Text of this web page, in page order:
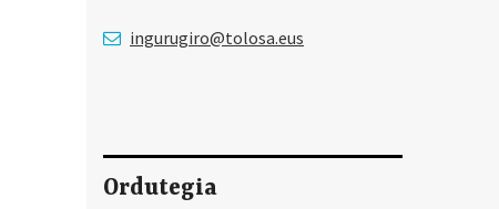
ingurugiro@tolosa.eus
Ordutegia